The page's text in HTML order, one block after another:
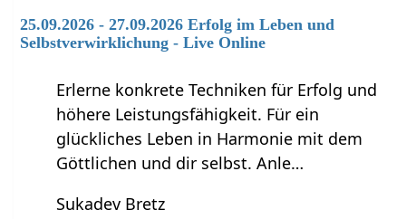
25.09.2026 - 27.09.2026 Erfolg im Leben und
Selbstverwirklichung - Live Online
Erlerne konkrete Techniken für Erfolg und
höhere Leistungsfähigkeit. Für ein
glückliches Leben in Harmonie mit dem
Göttlichen und dir selbst. Anle…
Sukadev Bretz